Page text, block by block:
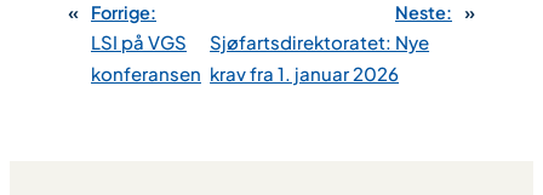
« Forrige:
LSI på VGS
konferansen
Neste:
Sjøfartsdirektoratet: Nye
krav fra 1. januar 2026
»